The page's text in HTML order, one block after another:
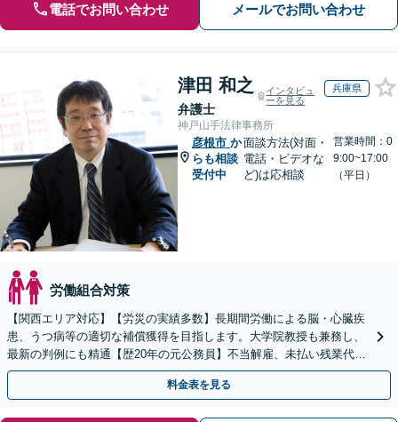
電話でお問い合わせ メールでお問い合わせ
津田 和之
弁護士
インタビュ
ーを見る
兵庫県
神戸山手法律事務所
彦根市 か
らも相談
受付中
面談方法(対面・
電話・ビデオな
ど)は応相談
営業時間：0
9:00~17:00
（平日）
労働組合対策
【関西エリア対応】【労災の実績多数】長期間労働による脳・心臓疾
患、うつ病等の適切な補償獲得を目指します。大学院教授も兼務し、
最新の判例にも精通【歴20年の元公務員】不当解雇、未払い残業代
等、労働者の立場から親身にサポート【初回相談無料】
料金表を見る